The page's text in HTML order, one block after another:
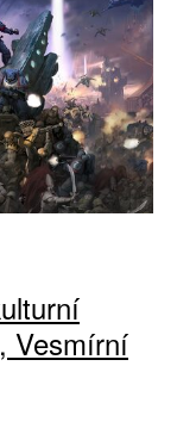
Vesmírní